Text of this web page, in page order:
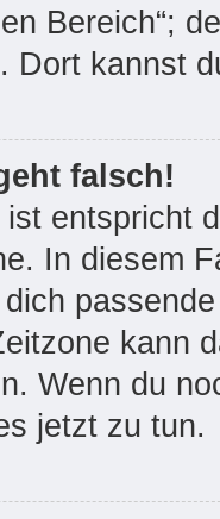
Bereich“;
Dort kannst
falsch!
entspricht
In diesem
dich
kann
Wenn du
jetzt zu tun.